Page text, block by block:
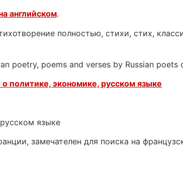
английском.
полностью, стихи, стих,
poetry, poems and verses by Russian poets
о политике, экономике, русском языке
языке
замечателен для поиска на